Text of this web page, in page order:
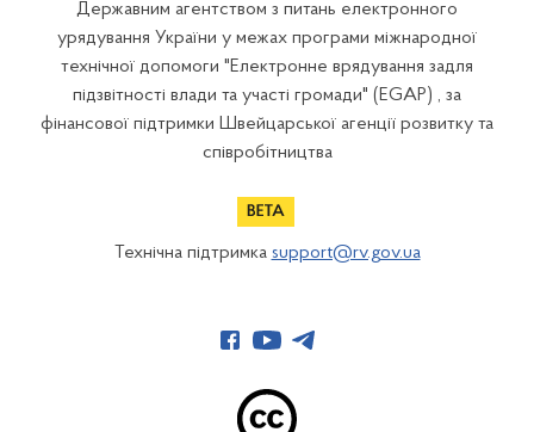
Державним агентством з питань електронного
урядування України у межах програми міжнародної
технічної допомоги "Електронне врядування задля
підзвітності влади та участі громади" (EGAP) , за
фінансової підтримки Швейцарської агенції розвитку та
співробітництва
Технічна підтримка support@rv.gov.ua